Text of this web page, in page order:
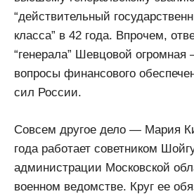
“действительный
класса” в 42 года. Впрочем,
“генерала” Шевцовой
вопросы финансового
сил России.
Совсем другое дело — Мария
года работает советником
администрации Московской
военном ведомстве. Круг ее